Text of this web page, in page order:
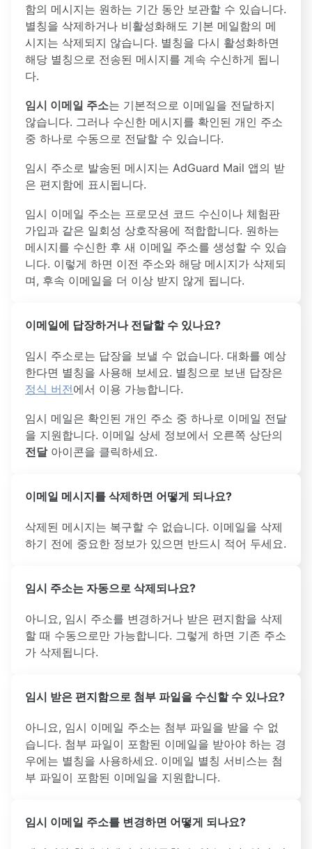
함의 메시지는 원하는 기간 동안 보관할 수 있습니다.
별칭을 삭제하거나 비활성화해도 기본 메일함의 메
시지는 삭제되지 않습니다. 별칭을 다시 활성화하면
해당 별칭으로 전송된 메시지를 계속 수신하게 됩니
다.
임시 이메일 주소는 기본적으로 이메일을 전달하지
않습니다. 그러나 수신한 메시지를 확인된 개인 주소
중 하나로 수동으로 전달할 수 있습니다.
임시 주소로 발송된 메시지는 AdGuard Mail 앱의 받
은 편지함에 표시됩니다.
임시 이메일 주소는 프로모션 코드 수신이나 체험판
가입과 같은 일회성 상호작용에 적합합니다. 원하는
메시지를 수신한 후 새 이메일 주소를 생성할 수 있습
니다. 이렇게 하면 이전 주소와 해당 메시지가 삭제되
며, 후속 이메일을 더 이상 받지 않게 됩니다.
이메일에 답장하거나 전달할 수 있나요?
임시 주소로는 답장을 보낼 수 없습니다. 대화를 예상
한다면 별칭을 사용해 보세요. 별칭으로 보낸 답장은
정식 버전에서 이용 가능합니다.
임시 메일은 확인된 개인 주소 중 하나로 이메일 전달
을 지원합니다. 이메일 상세 정보에서 오른쪽 상단의
전달아이콘을 클릭하세요.
이메일 메시지를 삭제하면 어떻게 되나요?
삭제된 메시지는 복구할 수 없습니다. 이메일을 삭제
하기 전에 중요한 정보가 있으면 반드시 적어 두세요.
임시 주소는 자동으로 삭제되나요?
아니요, 임시 주소를 변경하거나 받은 편지함을 삭제
할 때 수동으로만 가능합니다. 그렇게 하면 기존 주소
가 삭제됩니다.
임시 받은 편지함으로 첨부 파일을 수신할 수 있나요?
아니요, 임시 이메일 주소는 첨부 파일을 받을 수 없
습니다. 첨부 파일이 포함된 이메일을 받아야 하는 경
우에는 별칭을 사용하세요. 이메일 별칭 서비스는 첨
부 파일이 포함된 이메일을 지원합니다.
임시 이메일 주소를 변경하면 어떻게 되나요?